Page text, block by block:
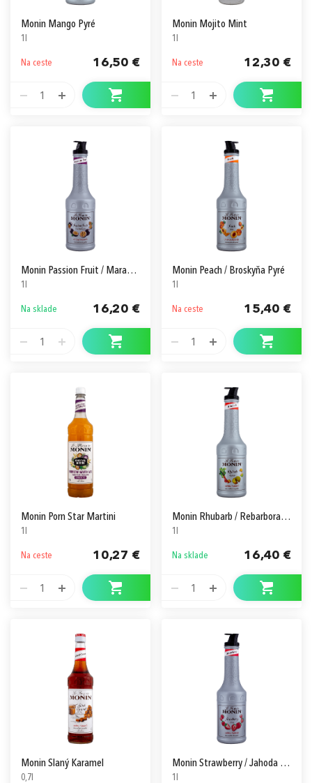
Monin Mango Pyré
1l
Na ceste 16,50 €
1
Monin Mojito Mint
1l
Na ceste 12,30 €
1
Monin Passion Fruit / Marakuja Pyré
1l
Na sklade 16,20 €
1
Monin Peach / Broskyňa Pyré
1l
Na ceste 15,40 €
1
Monin Porn Star Martini
1l
Na ceste 10,27 €
1
Monin Rhubarb / Rebarbora Pyré
1l
Na sklade 16,40 €
1
Monin Slaný Karamel
0,7l
Monin Strawberry / Jahoda Pyré
1l